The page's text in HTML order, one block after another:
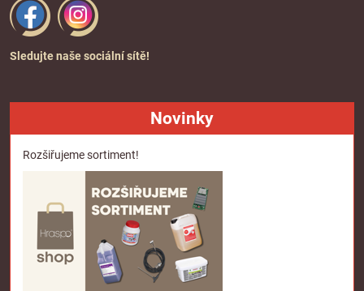
Sledujte naše sociální sítě!
Novinky
Rozšiřujeme sortiment!